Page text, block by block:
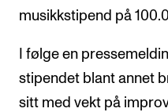
For ansatte og studenter
musikkstipend på
I følge en
stipendet blant annet
sitt med vekt på